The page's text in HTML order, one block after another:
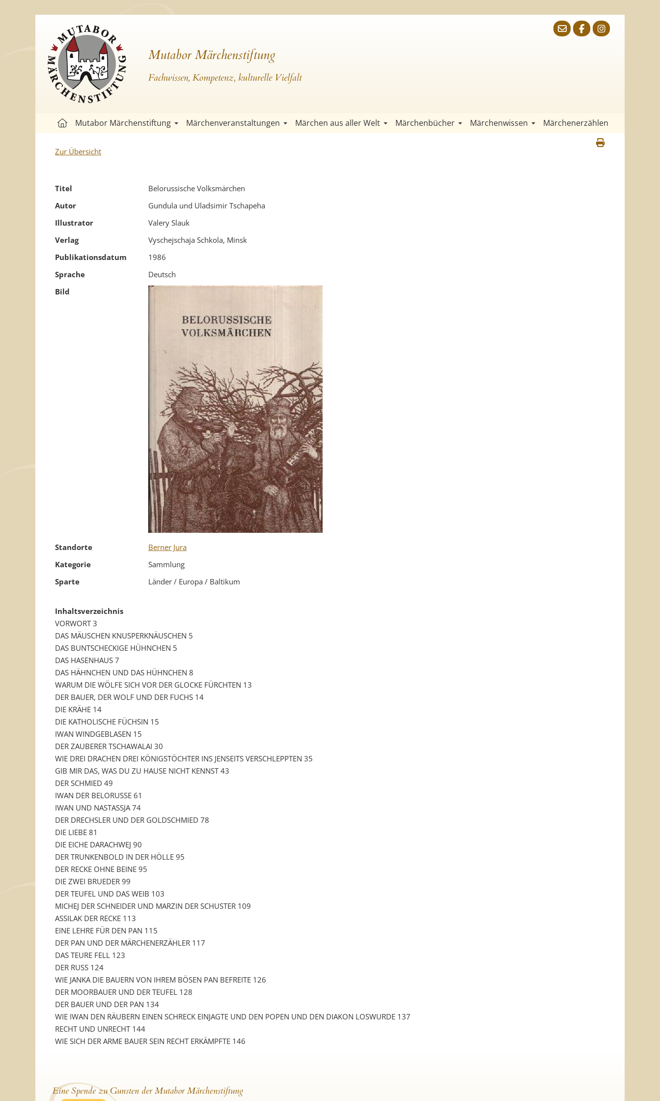
Mutabor Märchenstiftung
Fachwissen, Kompetenz, kulturelle Vielfalt
Mutabor Märchenstiftung Märchenveranstaltungen Märchen aus aller Welt Märchenbücher Märchenwissen Märchenerzählen
Zur Übersicht
Titel
Belorussische Volksmärchen
Autor
Gundula und Uladsimir Tschapeha
Illustrator
Valery Slauk
Verlag
Vyschejschaja Schkola, Minsk
Publikationsdatum
1986
Sprache
Deutsch
Bild
Standorte
Berner Jura
Kategorie
Sammlung
Sparte
Länder / Europa / Baltikum
Inhaltsverzeichnis
VORWORT 3
DAS MÄUSCHEN KNUSPERKNÄUSCHEN 5
DAS BUNTSCHECKIGE HÜHNCHEN 5
DAS HASENHAUS 7
DAS HÄHNCHEN UND DAS HÜHNCHEN 8
WARUM DIE WÖLFE SICH VOR DER GLOCKE FÜRCHTEN 13
DER BAUER, DER WOLF UND DER FUCHS 14
DIE KRÄHE 14
DIE KATHOLISCHE FÜCHSIN 15
IWAN WINDGEBLASEN 15
DER ZAUBERER TSCHAWALAI 30
WIE DREI DRACHEN DREI KÖNIGSTÖCHTER INS JENSEITS VERSCHLEPPTEN 35
GIB MIR DAS, WAS DU ZU HAUSE NICHT KENNST 43
DER SCHMIED 49
IWAN DER BELORUSSE 61
IWAN UND NASTASSJA 74
DER DRECHSLER UND DER GOLDSCHMIED 78
DIE LIEBE 81
DIE EICHE DARACHWEJ 90
DER TRUNKENBOLD IN DER HÖLLE 95
DER RECKE OHNE BEINE 95
DIE ZWEI BRUEDER 99
DER TEUFEL UND DAS WEIB 103
MICHEJ DER SCHNEIDER UND MARZIN DER SCHUSTER 109
ASSILAK DER RECKE 113
EINE LEHRE FÜR DEN PAN 115
DER PAN UND DER MÄRCHENERZÄHLER 117
DAS TEURE FELL 123
DER RUSS 124
WIE JANKA DIE BAUERN VON IHREM BÖSEN PAN BEFREITE 126
DER MOORBAUER UND DER TEUFEL 128
DER BAUER UND DER PAN 134
WIE IWAN DEN RÄUBERN EINEN SCHRECK EINJAGTE UND DEN POPEN UND DEN DIAKON LOSWURDE 137
RECHT UND UNRECHT 144
WIE SICH DER ARME BAUER SEIN RECHT ERKÄMPFTE 146
Eine Spende zu Gunsten der Mutabor Märchenstiftung